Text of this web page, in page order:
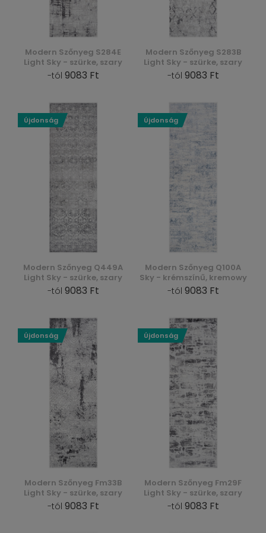
Modern Szőnyeg S284E
Light Sky - szürke, szary
-tól 9083 Ft
Modern Szőnyeg S283B
Light Sky - szürke, szary
-tól 9083 Ft
Modern Szőnyeg Q449A
Light Sky - szürke, szary
-tól 9083 Ft
Újdonság
Modern Szőnyeg Q100A
Sky - krémszínű, kremowy
-tól 9083 Ft
Újdonság
Modern Szőnyeg Fm33B
Light Sky - szürke, szary
-tól 9083 Ft
Újdonság
Modern Szőnyeg Fm29F
Light Sky - szürke, szary
-tól 9083 Ft
Újdonság